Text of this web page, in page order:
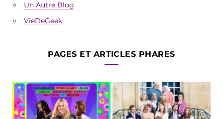
Un Autre Blog
VieDeGeek
PAGES ET ARTICLES PHARES